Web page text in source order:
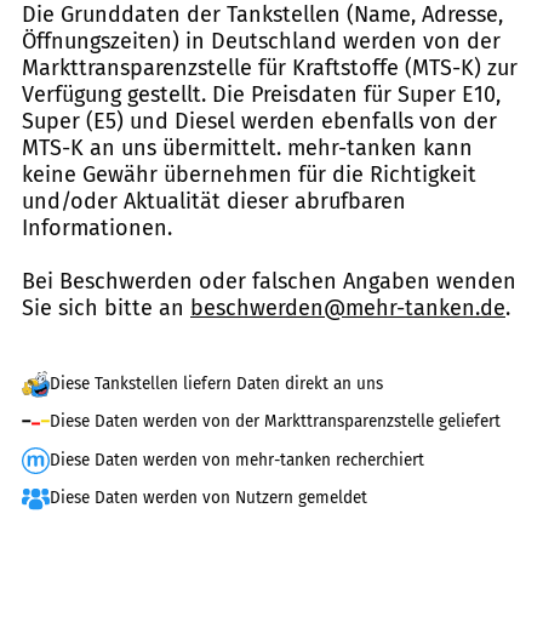
Die Grunddaten der Tankstellen (Name, Adresse,
Öffnungszeiten) in Deutschland werden von der
Markttransparenzstelle für Kraftstoffe (MTS-K) zur
Verfügung gestellt. Die Preisdaten für Super E10,
Super (E5) und Diesel werden ebenfalls von der
MTS-K an uns übermittelt. mehr-tanken kann
keine Gewähr übernehmen für die Richtigkeit
und/oder Aktualität dieser abrufbaren
Informationen.
Bei Beschwerden oder falschen Angaben wenden
Sie sich bitte an beschwerden@mehr-tanken.de.
Diese Tankstellen liefern Daten direkt an uns
Diese Daten werden von der Markttransparenzstelle geliefert
Diese Daten werden von mehr-tanken recherchiert
Diese Daten werden von Nutzern gemeldet